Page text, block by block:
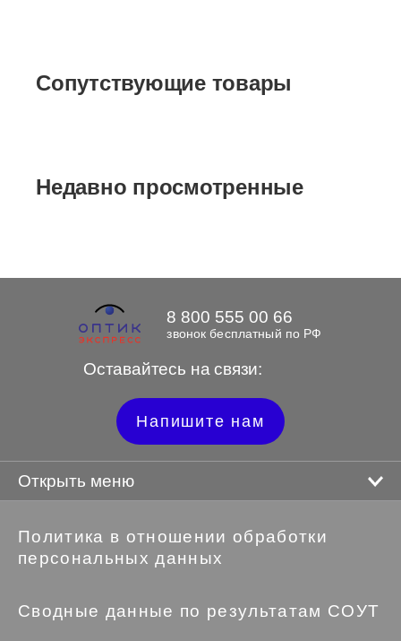
Сопутствующие товары
Недавно просмотренные
Оставайтесь на связи:
8 800 555 00 66
звонок бесплатный по РФ
Напишите нам
Открыть меню
Политика в отношении обработки
персональных данных
Сводные данные по результатам СОУТ